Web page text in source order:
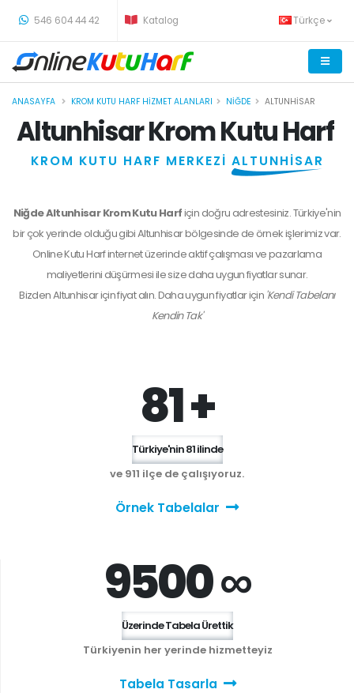
546 604 44 42 Katalog Türkçe
ANASAYFA KROM KUTU HARF HIZMET ALANLARI NIĞDE ALTUNHISAR
Altunhisar Krom Kutu Harf
KROM KUTU HARF MERKEZİ ALTUNHİSAR
Niğde Altunhisar Krom Kutu Harfiçin doğru adrestesiniz. Türkiye'nin
bir çok yerinde olduğu gibi Altunhisar bölgesinde de örnek işlerimiz var.
Online Kutu Harf internet üzerinde aktif çalışması ve pazarlama
maliyetlerini düşürmesi ile size daha uygun fiyatlar sunar.
BizdenAltunhisariçin fiyat alın. Daha uygun fiyatlar için 'Kendi Tabelanı
Kendin Tak'
81 +
Türkiye'nin 81 ilinde
ve 911 ilçe de çalışıyoruz.
Örnek Tabelalar
9500 ∞
Üzerinde Tabela Ürettik
Türkiyenin her yerinde hizmetteyiz
Tabela Tasarla